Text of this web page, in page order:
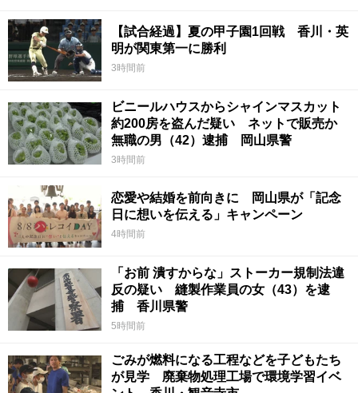
【試合経過】夏の甲子園1回戦 香川・英
明が関東第一に勝利
3時間前
ビニールハウスからシャインマスカット
約200房を盗んだ疑い ネットで販売か
無職の男（42）逮捕 岡山県警
3時間前
恋愛や結婚を前向きに 岡山県が「記念
日に想いを伝える」キャンペーン
4時間前
「お前 潰すからな」ストーカー規制法違
反の疑い 縫製作業員の女（43）を逮
捕 香川県警
5時間前
ごみが燃料になる工程などを子どもたち
が見学 廃棄物処理工場で環境学習イベ